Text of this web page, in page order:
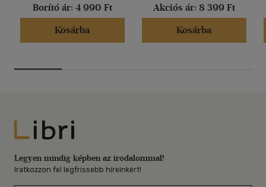
Borító ár: 4 990 Ft
Kosárba
Akciós ár: 8 399 Ft
Kosárba
Libri
Legyen mindig képben az irodalommal!
Iratkozzon fel legfrissebb híreinkért!